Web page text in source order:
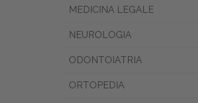
MEDICINA LEGALE
NEUROLOGIA
ODONTOIATRIA
ORTOPEDIA